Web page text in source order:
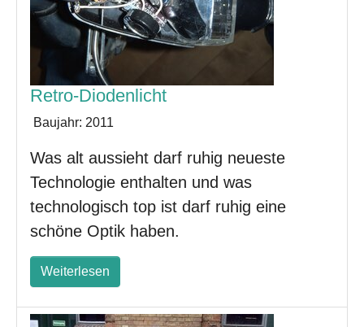
Retro-Diodenlicht
Baujahr: 2011
Was alt aussieht darf ruhig neueste
Technologie enthalten und was
technologisch top ist darf ruhig eine
schöne Optik haben.
Weiterlesen